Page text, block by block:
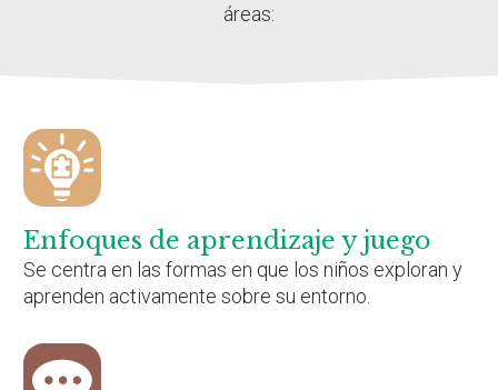
áreas:
Enfoques de aprendizaje y juego
Se centra en las formas en que los niños exploran y
aprenden activamente sobre su entorno.